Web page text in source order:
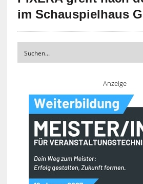
im Schauspielhaus
Anzeige